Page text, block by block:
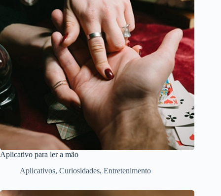
Aplicativo para ler a mão
Aplicativos, Curiosidades, Entretenimento